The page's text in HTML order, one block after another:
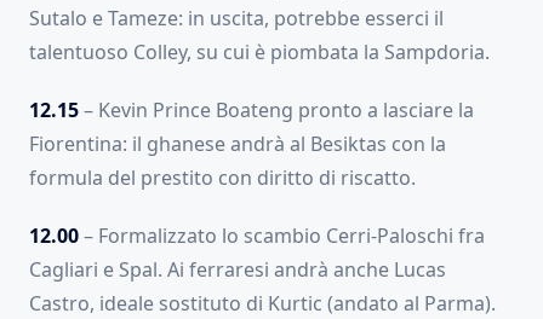
Sutalo e Tameze: in uscita, potrebbe esserci il
talentuoso Colley, su cui è piombata la Sampdoria.
12.15– Kevin Prince Boateng pronto a lasciare la
Fiorentina: il ghanese andrà al Besiktas con la
formula del prestito con diritto di riscatto.
12.00– Formalizzato lo scambio Cerri-Paloschi fra
Cagliari e Spal. Ai ferraresi andrà anche Lucas
Castro, ideale sostituto di Kurtic (andato al Parma).